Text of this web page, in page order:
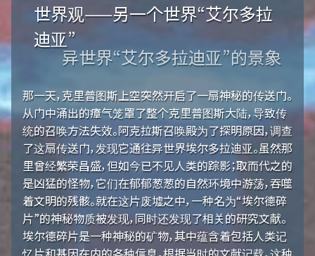
世界观——另一个世界“艾尔多拉
迪亚”
异世界“艾尔多拉迪亚”的景象
那一天，克里普图斯上空突然开启了一扇神秘的传送门。
从门中涌出的瘴气笼罩了整个克里普图斯大陆，导致传
统的召唤方法失效。阿克拉斯召唤殿为了探明原因，调查
了这扇传送门，发现它通往异世界埃尔多拉迪亚。虽然那
里曾经繁荣昌盛，但如今已不见人类的踪影；取而代之的
是凶猛的怪物，它们在郁郁葱葱的自然环境中游荡，吞噬
着文明的残骸。就在这片废墟之中，一种名为“埃尔德碎
片”的神秘物质被发现，同时还发现了相关的研究文献。
埃尔德碎片是一种神秘的矿物，其中蕴含着包括人类记